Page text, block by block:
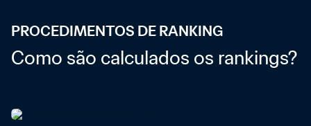
PROCEDIMENTOS DE RANKING
Como são calculados os rankings?